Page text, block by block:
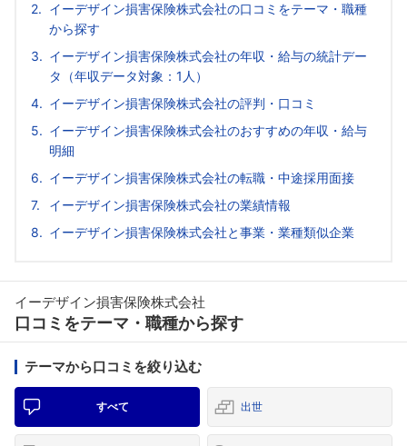
イーデザイン損害保険株式会社の口コミをテーマ・職種
から探す
イーデザイン損害保険株式会社の年収・給与の統計デー
タ（年収データ対象：1人）
イーデザイン損害保険株式会社の評判・口コミ
イーデザイン損害保険株式会社のおすすめの年収・給与
明細
イーデザイン損害保険株式会社の転職・中途採用面接
イーデザイン損害保険株式会社の業績情報
イーデザイン損害保険株式会社と事業・業種類似企業
イーデザイン損害保険株式会社
口コミをテーマ・職種から探す
テーマから口コミを絞り込む
すべて 出世